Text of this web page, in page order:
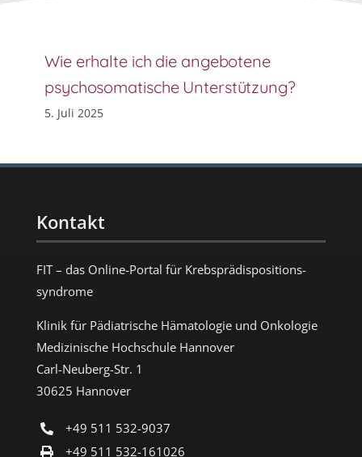
Wie erhalte ich die angebotene
psychosomatische Unterstützung?
5. Juli 2025
Kontakt
FIT – das Online-Portal für Krebs­prädispositions­
syndrome
Klinik für Pädiatrische Hämatologie und Onkologie
Medizinische Hochschule Hannover
Carl-Neuberg-Str. 1
30625 Hannover
+49 511 532-9037
+49 511 532-161026